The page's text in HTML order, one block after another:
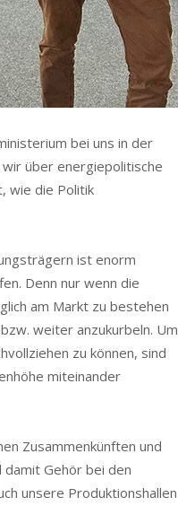
bei uns in der
über energiepolitische
wie die Politik
ist enorm
Denn nur wenn die
am Markt zu bestehen
weiter anzukurbeln. Um
zu können, sind
miteinander
Zusammenkünften und
Gehör bei den
unsere Produktionshallen